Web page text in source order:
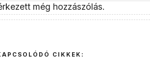
még hozzászólás.
CIKKEK: